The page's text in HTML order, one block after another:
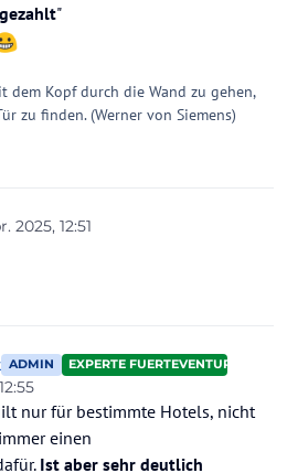
"
dem Kopf durch die Wand zu gehen,
zu finden. (Werner von Siemens)
2025, 12:51
ADMIN EXPERTE FUERTEVENTURA
nur für bestimmte Hotels, nicht
einen
Ist aber sehr deutlich